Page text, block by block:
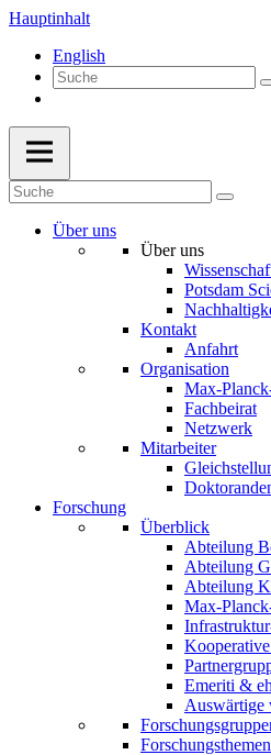
Hauptinhalt
English
Über uns
Über uns
Potsdam
Kontakt
Anfahrt
Organisation
Max-
Fachbeirat
Netzwerk
Mitarbeiter
Forschung
Überblick
Abteilung
Abteilung
Abteilung
Max-
Emeriti &
Auswärtige
Forschungsthemen